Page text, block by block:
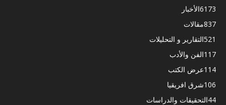
الأخبار6173
مقالات837
التقارير و التحليلات521
الفن والأدب117
عرض الكتب114
شرق افريقيا106
التحقيقات والدراسات44